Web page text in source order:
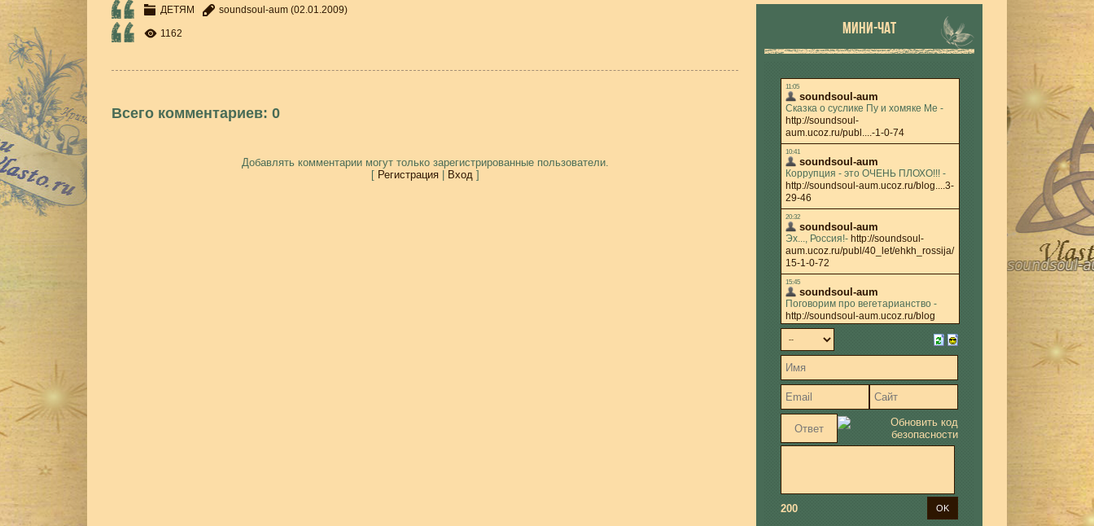
ДЕТЯМ soundsoul-aum (02.01.2009)
1162
Всего комментариев: 0
Добавлять комментарии могут только зарегистрированные пользователи.
[ Регистрация| Вход]
МИНИ-ЧАТ
200